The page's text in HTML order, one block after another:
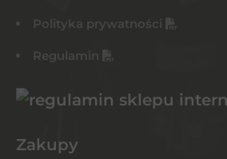
Polityka prywatności
Regulamin
Zakupy